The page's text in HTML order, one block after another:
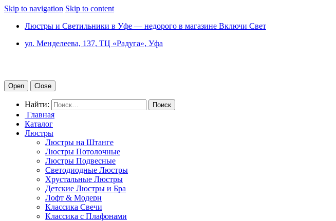
Skip to navigation Skip to content
Люстры и Светильники в Уфе — недорого в магазине Включи Свет
ул. Менделеева, 137, ТЦ «Радуга», Уфа
Open Close
Найти:
Главная
Каталог
Люстры
Люстры на Штанге
Люстры Потолочные
Люстры Подвесные
Светодиодные Люстры
Хрустальные Люстры
Детские Люстры и Бра
Лофт & Модерн
Классика Свечи
Классика с Плафонами